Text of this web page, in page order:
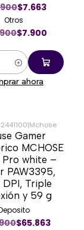
$7.663
Otros
$7.900
ahora
|Mchose
Gamer
MCHOSE
Pro white –
PAW3395,
Triple
y 59 g
$65.863